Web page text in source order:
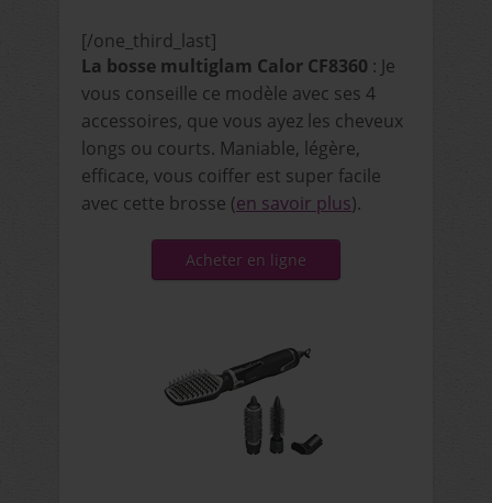
[/one_third_last]
La bosse multiglam Calor CF8360 : Je
vous conseille ce modèle avec ses 4
accessoires, que vous ayez les cheveux
longs ou courts. Maniable, légère,
efficace, vous coiffer est super facile
avec cette brosse (en savoir plus).
Acheter en ligne